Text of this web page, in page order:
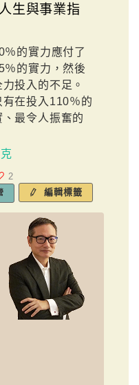
生與事業指
的實力應付了
％的實力，然後
投入的不足。
在投入110％的
最令人振奮的
2
編輯標籤